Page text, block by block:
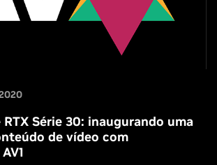
RTX Série 30: inaugurando uma
de vídeo com